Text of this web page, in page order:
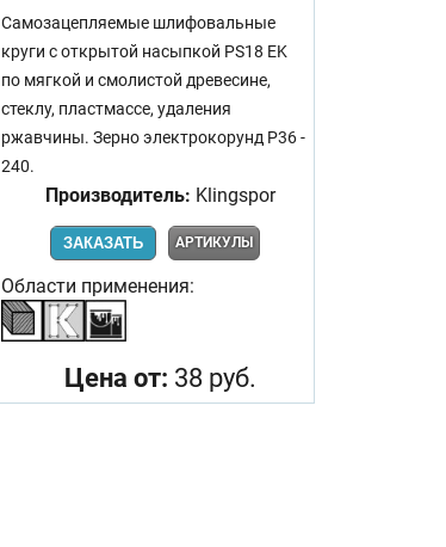
Самозацепляемые шлифовальные
круги с открытой насыпкой PS18 EK
по мягкой и смолистой древесине,
стеклу, пластмассе, удаления
ржавчины. Зерно электрокорунд Р36 -
240.
Производитель: Klingspor
ЗАКАЗАТЬ АРТИКУЛЫ
Области применения:
Цена от: 38 руб.